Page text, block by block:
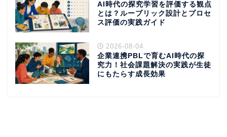
AI時代の探究学習を評価する観点
とは？ルーブリック設計とプロセ
ス評価の実践ガイド
2026-08-04
企業連携PBLで育むAI時代の探
究力！社会課題解決の実践が生徒
にもたらす成長効果